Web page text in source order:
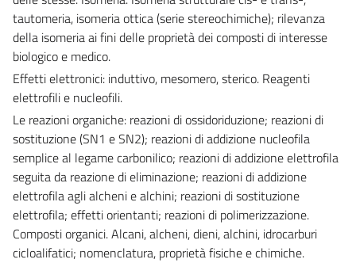
tautomeria, isomeria ottica (serie stereochimiche); rilevanza
della isomeria ai fini delle proprietà dei composti di interesse
biologico e medico.
Effetti elettronici: induttivo, mesomero, sterico. Reagenti
elettrofili e nucleofili.
Le reazioni organiche: reazioni di ossidoriduzione; reazioni di
sostituzione (SN1 e SN2); reazioni di addizione nucleofila
semplice al legame carbonilico; reazioni di addizione elettrofila
seguita da reazione di eliminazione; reazioni di addizione
elettrofila agli alcheni e alchini; reazioni di sostituzione
elettrofila; effetti orientanti; reazioni di polimerizzazione.
Composti organici. Alcani, alcheni, dieni, alchini, idrocarburi
cicloalifatici; nomenclatura, proprietà fisiche e chimiche.